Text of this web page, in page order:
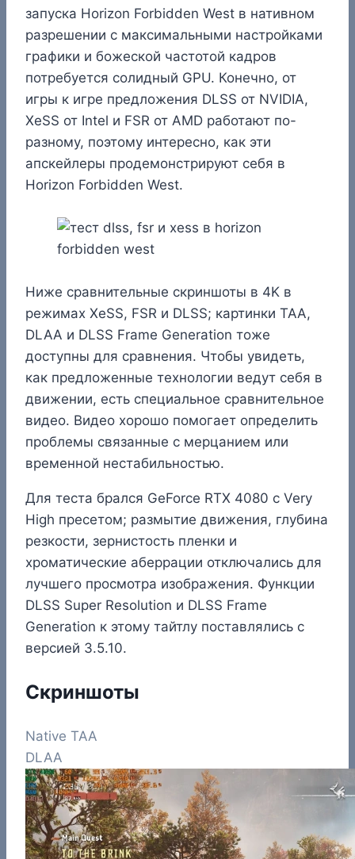
запуска Horizon Forbidden West в нативном
разрешении с максимальными настройками
графики и божеской частотой кадров
потребуется солидный GPU. Конечно, от
игры к игре предложения DLSS от NVIDIA,
XeSS от Intel и FSR от AMD работают по-
разному, поэтому интересно, как эти
апскейлеры продемонстрируют себя в
Horizon Forbidden West.
Ниже сравнительные скриншоты в 4K в
режимах XeSS, FSR и DLSS; картинки TAA,
DLAA и DLSS Frame Generation тоже
доступны для сравнения. Чтобы увидеть,
как предложенные технологии ведут себя в
движении, есть специальное сравнительное
видео. Видео хорошо помогает определить
проблемы связанные с мерцанием или
временной нестабильностью.
Для теста брался GeForce RTX 4080 с Very
High пресетом; размытие движения, глубина
резкости, зернистость пленки и
хроматические аберрации отключались для
лучшего просмотра изображения. Функции
DLSS Super Resolution и DLSS Frame
Generation к этому тайтлу поставлялись с
версией 3.5.10.
Скриншоты
Native TAA
DLAA